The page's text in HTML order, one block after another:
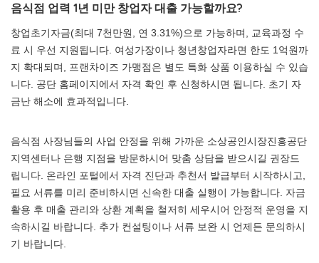
음식점 업력 1년 미만 창업자 대출 가능할까요?
창업초기자금(최대 7천만원, 연 3.31%)으로 가능하며, 교육과정 수
료 시 우선 지원됩니다. 여성가장이나 청년창업자라면 한도 1억원까
지 확대되며, 프랜차이즈 가맹점은 별도 특화 상품 이용하실 수 있습
니다. 공단 홈페이지에서 자격 확인 후 신청하시면 됩니다. 초기 자
금난 해소에 효과적입니다.
음식점 사장님들의 사업 안정을 위해 가까운 소상공인시장진흥공단
지역센터나 은행 지점을 방문하시어 맞춤 상담을 받으시길 권장드
립니다. 온라인 포털에서 자격 진단과 추천서 발급부터 시작하시고,
필요 서류를 미리 준비하시면 신속한 대출 실행이 가능합니다. 자금
활용 후 매출 관리와 상환 계획을 철저히 세우시어 안정적 운영을 지
속하시길 바랍니다. 추가 컨설팅이나 서류 보완 시 언제든 문의하시
기 바랍니다.